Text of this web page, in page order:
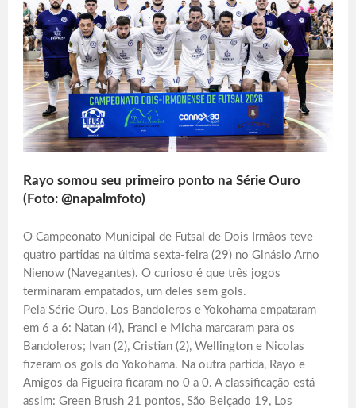
Rayo somou seu primeiro ponto na Série Ouro
(Foto: @napalmfoto)
O Campeonato Municipal de Futsal de Dois Irmãos teve
quatro partidas na última sexta-feira (29) no Ginásio Arno
Nienow (Navegantes). O curioso é que três jogos
terminaram empatados, um deles sem gols.
Pela Série Ouro, Los Bandoleros e Yokohama empataram
em 6 a 6: Natan (4), Franci e Micha marcaram para os
Bandoleros; Ivan (2), Cristian (2), Wellington e Nicolas
fizeram os gols do Yokohama. Na outra partida, Rayo e
Amigos da Figueira ficaram no 0 a 0. A classificação está
assim: Green Brush 21 pontos, São Beiçado 19, Los